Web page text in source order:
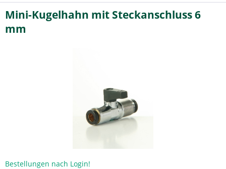
Mini-Kugelhahn mit Steckanschluss 6
mm
Bestellungen nach Login!